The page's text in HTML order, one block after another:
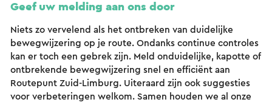
Geef uw melding aan ons door
Niets zo vervelend als het ontbreken van duidelijke
bewegwijzering op je route. Ondanks continue controles
kan er toch een gebrek zijn. Meld onduidelijke, kapotte of
ontbrekende bewegwijzering snel en efficiënt aan
Routepunt Zuid-Limburg. Uiteraard zijn ook suggesties
voor verbeteringen welkom. Samen houden we al onze